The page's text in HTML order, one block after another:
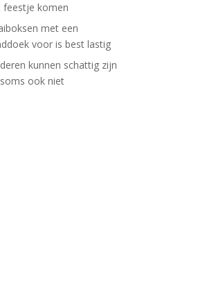
feestje komen
met een
voor is best lastig
kunnen schattig zijn
ook niet